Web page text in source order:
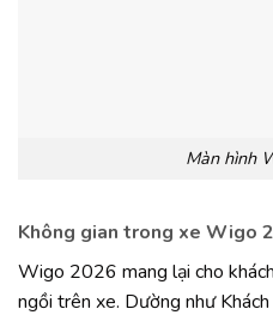
Màn hình
Không gian trong xe Wigo
Wigo 2026 mang lại cho
ngồi trên xe. Dường như